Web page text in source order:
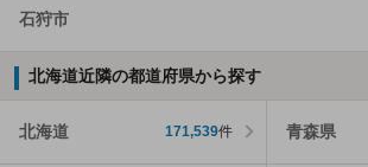
石狩市
北海道近隣の都道府県から探す
北海道 171,539件 青森県